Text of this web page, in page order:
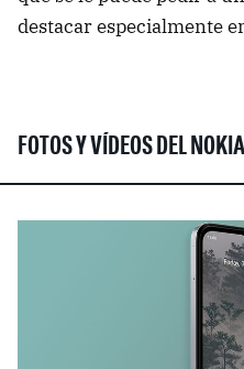
destacar especialmente
FOTOS Y VÍDEOS DEL